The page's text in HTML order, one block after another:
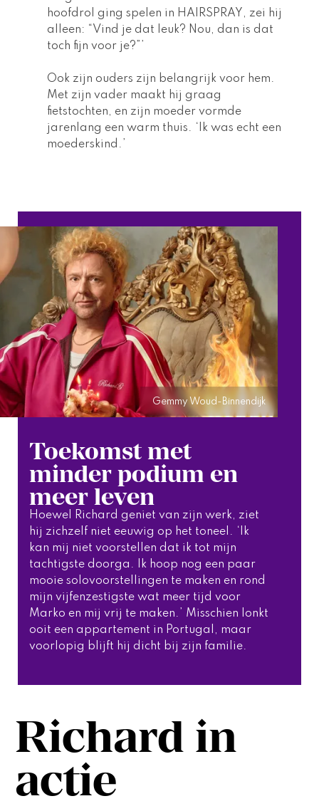
hoofdrol ging spelen in HAIRSPRAY , zei hij
alleen: “Vind je dat leuk? Nou, dan is dat
toch fijn voor je?”’
Ook zijn ouders zijn belangrijk voor hem.
Met zijn vader maakt hij graag
fietstochten, en zijn moeder vormde
jarenlang een warm thuis. ‘Ik was echt een
moederskind.’
Toekomst met
minder podium en
meer leven
Hoewel Richard geniet van zijn werk, ziet
hij zichzelf niet eeuwig op het toneel. ‘Ik
kan mij niet voorstellen dat ik tot mijn
tachtigste doorga. Ik hoop nog een paar
mooie solovoorstellingen te maken en rond
mijn vijfenzestigste wat meer tijd voor
Marko en mij vrij te maken.’ Misschien lonkt
ooit een appartement in Portugal, maar
voorlopig blijft hij dicht bij zijn familie.
Gemmy Woud-Binnendijk
Richard in
actie